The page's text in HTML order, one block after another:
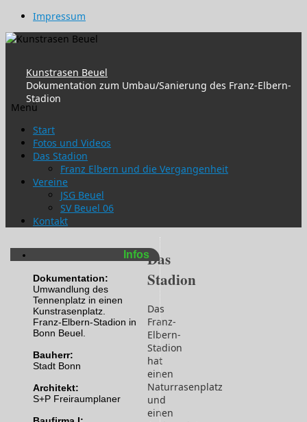
Impressum
Kunstrasen Beuel
Dokumentation zum Umbau/Sanierung des Franz-Elbern-
Stadion
Menü
Zum
Inhalt
springen
Start
Fotos und Videos
Das Stadion
Franz Elbern und die Vergangenheit
Vereine
JSG Beuel
SV Beuel 06
Kontakt
Das
Stadion
Das
Franz-
Elbern-
Stadion
hat
einen
Naturrasenplatz
und
einen
Infos
Dokumentation:
Umwandlung des
Tennenplatz in einen
Kunstrasenplatz.
Franz-Elbern-Stadion in
Bonn Beuel.
Bauherr:
Stadt Bonn
Architekt:
S+P Freiraumplaner